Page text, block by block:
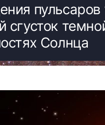
пульсаров
сгусток
Солнца